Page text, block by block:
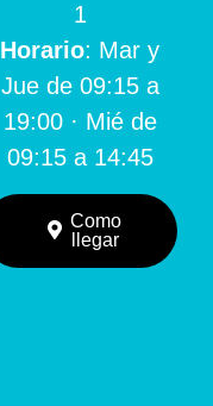
1
Horario: Mar y
Jue de 09:15 a
19:00 · Mié de
09:15 a 14:45
Como
llegar